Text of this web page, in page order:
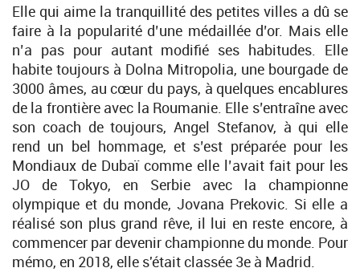
Elle qui aime la tranquillité des petites villes a dû se
faire à la popularité d’une médaillée d’or. Mais elle
n’a pas pour autant modifié ses habitudes. Elle
habite toujours à Dolna Mitropolia, une bourgade de
3000 âmes, au cœur du pays, à quelques encablures
de la frontière avec la Roumanie. Elle s’entraîne avec
son coach de toujours, Angel Stefanov, à qui elle
rend un bel hommage, et s’est préparée pour les
Mondiaux de Dubaï comme elle l’avait fait pour les
JO de Tokyo, en Serbie avec la championne
olympique et du monde, Jovana Prekovic. Si elle a
réalisé son plus grand rêve, il lui en reste encore, à
commencer par devenir championne du monde. Pour
mémo, en 2018, elle s'était classée 3e à Madrid.